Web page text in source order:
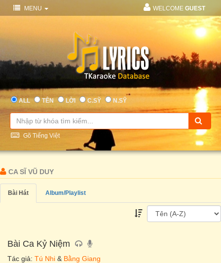
MENU WELCOME GUEST
ALL TÊN LỜI C.SỸ N.SỸ
Gõ Tiếng Việt
CA SĨ VŨ DUY
Bài Hát Album/Playlist
Bài Ca Kỷ Niệm
Tác giả: Tú Nhi & Bằng Giang